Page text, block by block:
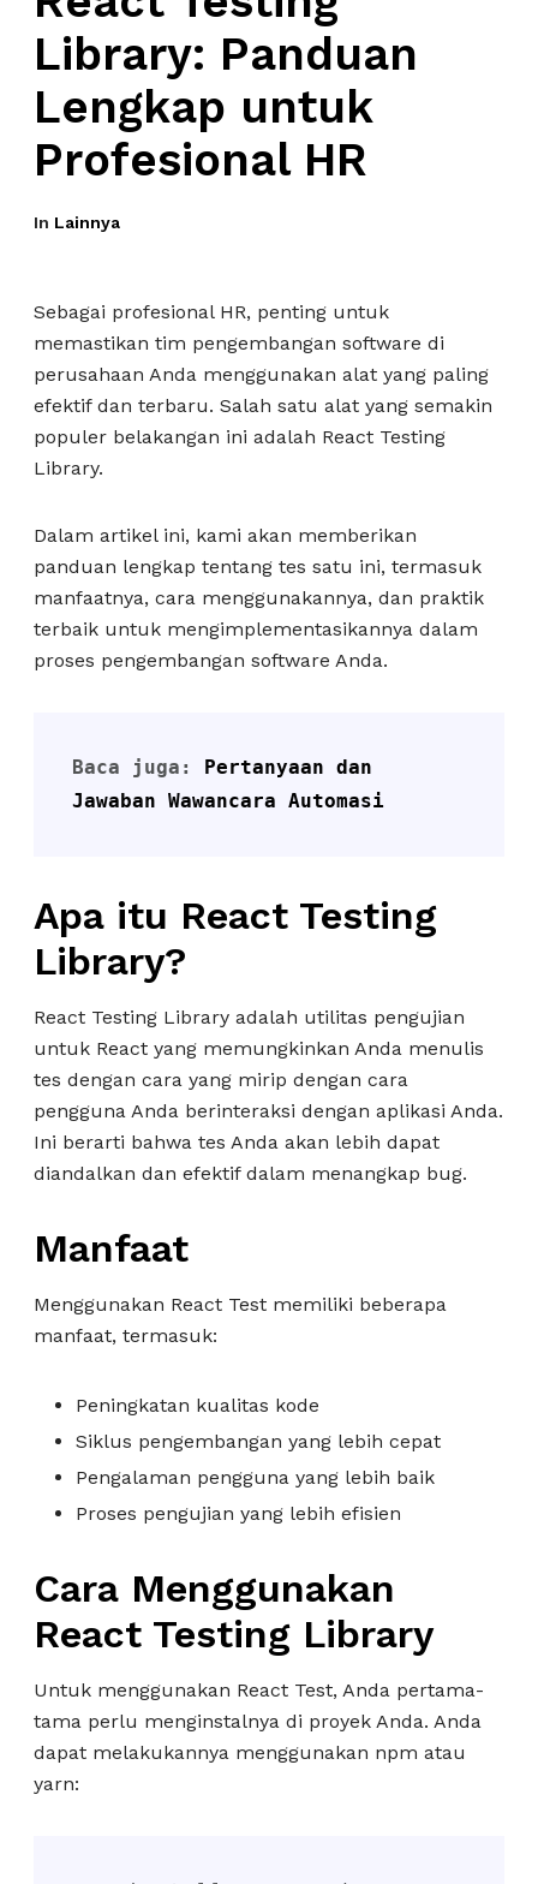
Library: Panduan
Lengkap untuk
Profesional HR
In Lainnya
Sebagai profesional HR, penting untuk
memastikan tim pengembangan software di
perusahaan Anda menggunakan alat yang paling
efektif dan terbaru. Salah satu alat yang semakin
populer belakangan ini adalah React Testing
Library.
Dalam artikel ini, kami akan memberikan
panduan lengkap tentang tes satu ini, termasuk
manfaatnya, cara menggunakannya, dan praktik
terbaik untuk mengimplementasikannya dalam
proses pengembangan software Anda.
Baca juga:
Pertanyaan dan
Jawaban Wawancara Automasi
Apa itu React Testing
Library?
React Testing Library adalah utilitas pengujian
untuk React yang memungkinkan Anda menulis
tes dengan cara yang mirip dengan cara
pengguna Anda berinteraksi dengan aplikasi Anda.
Ini berarti bahwa tes Anda akan lebih dapat
diandalkan dan efektif dalam menangkap bug.
Manfaat
Menggunakan React Test memiliki beberapa
manfaat, termasuk:
Peningkatan kualitas kode
Siklus pengembangan yang lebih cepat
Pengalaman pengguna yang lebih baik
Proses pengujian yang lebih efisien
Cara Menggunakan
React Testing Library
Untuk menggunakan React Test, Anda pertama-
tama perlu menginstalnya di proyek Anda. Anda
dapat melakukannya menggunakan npm atau
yarn: